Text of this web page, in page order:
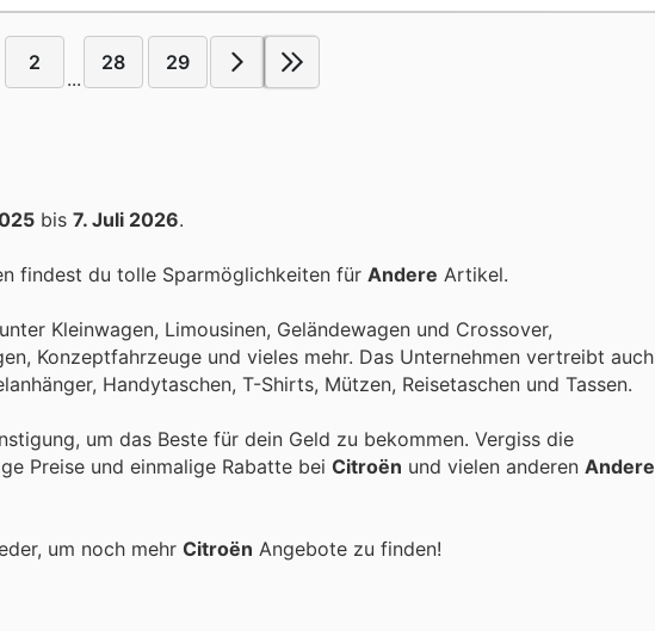
2
...
28 29
bis 7. Juli 2026.
findest du tolle Sparmöglichkeiten für Andere Artikel.
Kleinwagen, Limousinen, Geländewagen und Crossover,
Konzeptfahrzeuge und vieles mehr. Das Unternehmen vertreibt auch
Handytaschen, T-Shirts, Mützen, Reisetaschen und Tassen.
um das Beste für dein Geld zu bekommen. Vergiss die
Preise und einmalige Rabatte bei Citroën und vielen anderen Andere
um noch mehr Citroën Angebote zu finden!